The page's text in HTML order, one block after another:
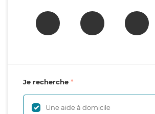
Je recherche
Une aide à domicile